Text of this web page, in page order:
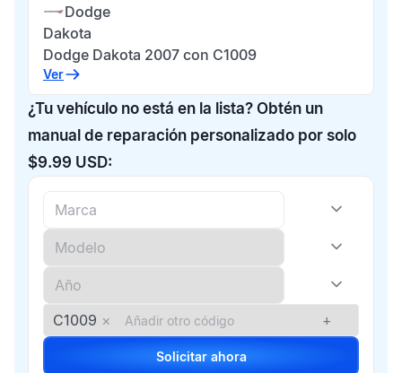
Dodge
Dakota
Dodge Dakota 2007 con C1009
Ver
¿Tu vehículo no está en la lista? Obtén un
manual de reparación personalizado por solo
$9.99 USD:
C1009 × +
Solicitar ahora